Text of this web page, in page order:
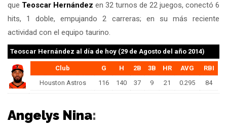
que Teoscar Hernández en 32 turnos de 22 juegos, conectó 6
hits, 1 doble, empujando 2 carreras; en su más reciente
actividad con el equipo taurino.
Teoscar Hernández al día de hoy (29 de Agosto del año 2014)
Club G H 2B 3B HR AVG
RBI
Houston Astros
116 140 37 9 21 0.295 84
Angelys Nina: